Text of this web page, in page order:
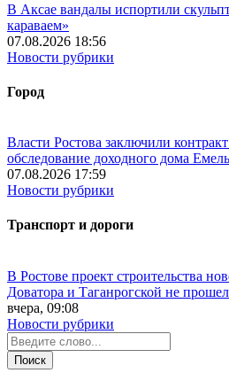
В Аксае вандалы испортили
караваем»
07.08.2026 18:56
Новости рубрики
Город
Власти Ростова заключили
обследование доходного дома
07.08.2026 17:59
Новости рубрики
Транспорт и дороги
В Ростове проект строительства
Доватора и Таганрогской не
вчера, 09:08
Новости рубрики